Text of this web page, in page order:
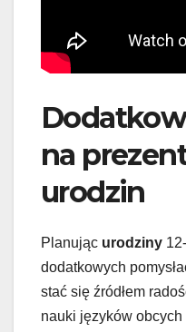
na
urodzin
Planując urodziny
dodatkowych
stać się źródłem
nauki języków